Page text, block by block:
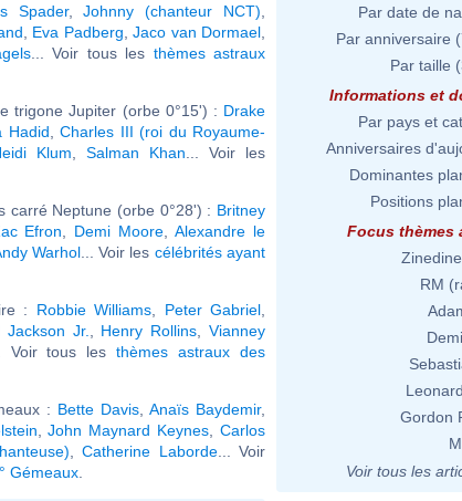
Spader,Johnny (chanteur NCT)
Eva Padberg ,Jaco van Dormael
... Voir tous les thèmes astraux
trigone Jupiter (orbe 0°15') : Drake
Hadid
Charles III (roi du Royaume-
Klum Salman Khan ... Voir les
carré Neptune (orbe 0°28') : Britney
Efron Demi Moore ,Alexandre le
Warhol... Voir les célébrités ayant
: Robbie Williams Peter Gabriel
Jackson Jr. Henry Rollins ,Vianney
Voir tous lesthèmes astraux des
: Bette Davis ,Anaïs Baydemir,
,John Maynard Keynes
Carlos
,Catherine Laborde... Voir
Gémeaux
Par date de
Par anniversaire
Par taille
Informations et
Par pays et
Anniversaires
Dominantes
Positions
Focus thèmes
RM
Gordon
Voir tous les